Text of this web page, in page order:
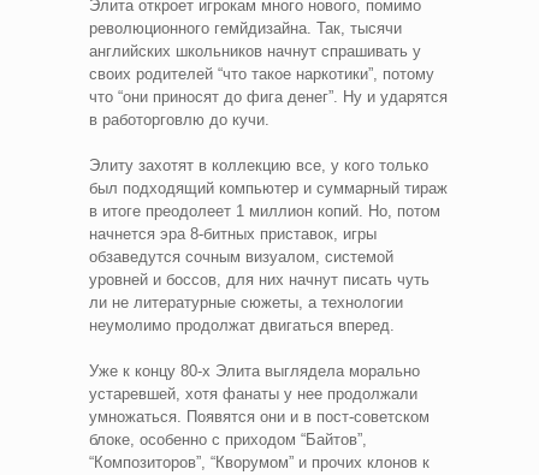
Элита откроет игрокам много нового, помимо
революционного гемйдизайна. Так, тысячи
английских школьников начнут спрашивать у
своих родителей “что такое наркотики”, потому
что “они приносят до фига денег”. Ну и ударятся
в работорговлю до кучи.
Элиту захотят в коллекцию все, у кого только
был подходящий компьютер и суммарный тираж
в итоге преодолеет 1 миллион копий. Но, потом
начнется эра 8-битных приставок, игры
обзаведутся сочным визуалом, системой
уровней и боссов, для них начнут писать чуть
ли не литературные сюжеты, а технологии
неумолимо продолжат двигаться вперед.
Уже к концу 80-х Элита выглядела морально
устаревшей, хотя фанаты у нее продолжали
умножаться. Появятся они и в пост-советском
блоке, особенно с приходом “Байтов”,
“Композиторов”, “Кворумом” и прочих клонов к